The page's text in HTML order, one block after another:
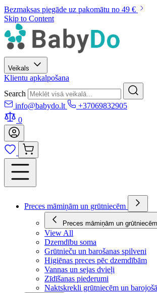
Bezmaksas piegāde uz pakomātu no 49 €
Skip to Content
Veikals
Klientu apkalpošana
Search
info@babydo.lt
+37069832905
0
Preces māmiņām un grūtniecēm
Preces māmiņām un grūtniecēm
View All
Dzemdību soma
Grūtnieču un barošanas spilveni
Higiēnas preces pēc dzemdībām
Vannas un sejas dvieļi
Zīdīšanas piederumi
Naktskrekli grūtniecēm un